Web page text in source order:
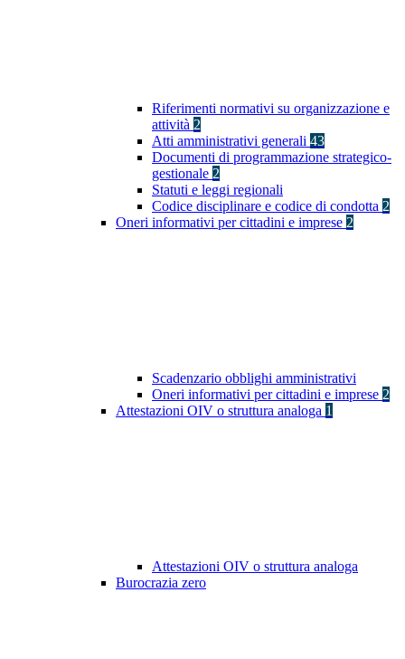
Riferimenti normativi su organizzazione e
attività 2
Atti amministrativi generali 43
Documenti di programmazione strategico-
gestionale 2
Statuti e leggi regionali
Codice disciplinare e codice di condotta 2
Oneri informativi per cittadini e imprese 2
Scadenzario obblighi amministrativi
Oneri informativi per cittadini e imprese 2
Attestazioni OIV o struttura analoga 1
Attestazioni OIV o struttura analoga
Burocrazia zero